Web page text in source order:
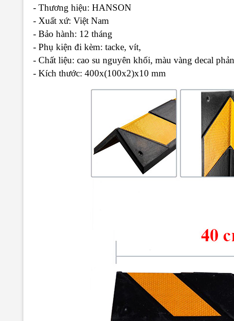
- Thương hiệu: HANSON
- Xuất xứ: Việt Nam
- Bảo hành: 12 tháng
- Phụ kiện đi kèm: tacke, vít,
- Chất liệu: cao su nguyên khối, màu vàng decal
- Kích thước: 400x(100x2)x10 mm